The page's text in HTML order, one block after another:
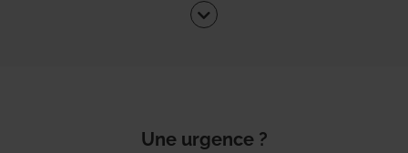
Une urgence ?